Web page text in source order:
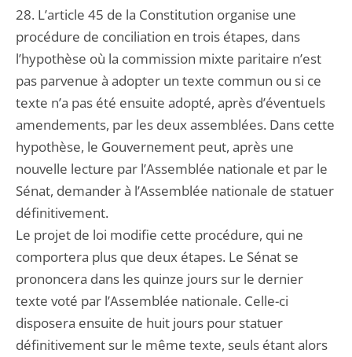
28. L’article 45 de la Constitution organise une
procédure de conciliation en trois étapes, dans
l’hypothèse où la commission mixte paritaire n’est
pas parvenue à adopter un texte commun ou si ce
texte n’a pas été ensuite adopté, après d’éventuels
amendements, par les deux assemblées. Dans cette
hypothèse, le Gouvernement peut, après une
nouvelle lecture par l’Assemblée nationale et par le
Sénat, demander à l’Assemblée nationale de statuer
définitivement.
Le projet de loi modifie cette procédure, qui ne
comportera plus que deux étapes. Le Sénat se
prononcera dans les quinze jours sur le dernier
texte voté par l’Assemblée nationale. Celle-ci
disposera ensuite de huit jours pour statuer
définitivement sur le même texte, seuls étant alors